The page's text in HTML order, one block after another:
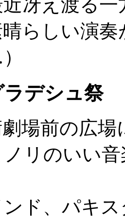
冴え渡る一
らしい演
デシュ祭
場前の広場
リのいい
ンド、パキ